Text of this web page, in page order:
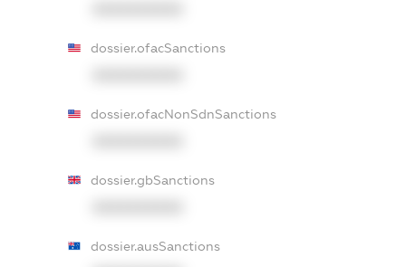
dossier.ofacSanctions
dossier.ofacNonSdnSanctions
dossier.gbSanctions
dossier.ausSanctions